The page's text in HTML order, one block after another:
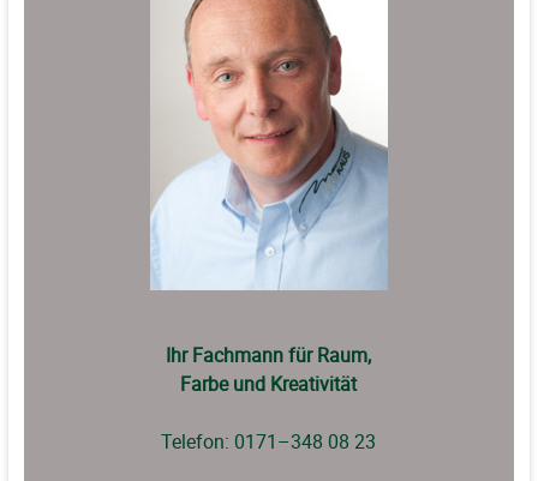
Ihr Fachmann für Raum,
Farbe und Kreativität
Telefon: 0171–348 08 23